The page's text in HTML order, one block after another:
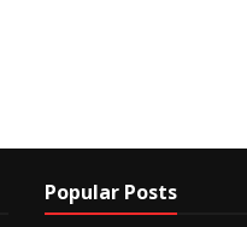
Popular Posts